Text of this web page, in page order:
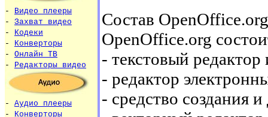
- Видео плееры
- Захват видео
- Кодеки
- Конверторы
- Онлайн ТВ
- Редакторы видео
- Аудио плееры
- Конверторы
Состав OpenOffice.org
OpenOffice.org
- текстовый
- редактор
- средство создания